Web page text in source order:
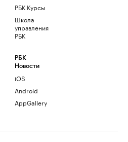
РБК Курсы
Школа
управления
РБК
РБК
Новости
iOS
Android
AppGallery